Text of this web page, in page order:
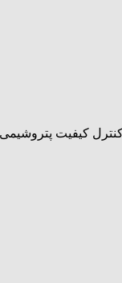
کیفیت